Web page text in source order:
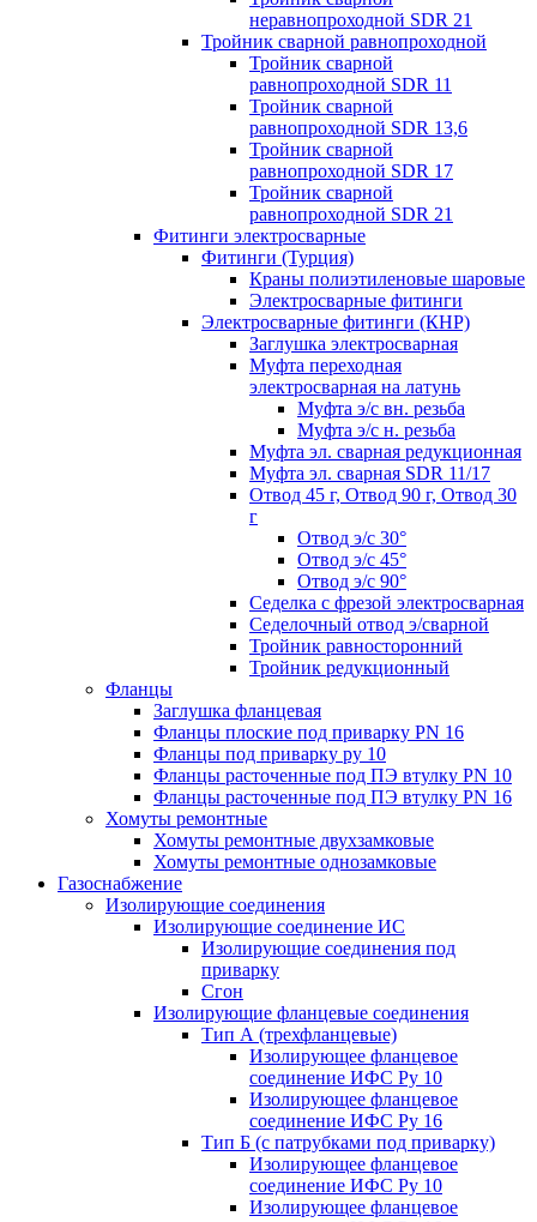
неравнопроходной SDR 21
Тройник сварной равнопроходной
Тройник сварной
равнопроходной SDR 11
Тройник сварной
равнопроходной SDR 13,6
Тройник сварной
равнопроходной SDR 17
Тройник сварной
равнопроходной SDR 21
Фитинги электросварные
Фитинги (Турция)
Краны полиэтиленовые шаровые
Электросварные фитинги
Электросварные фитинги (КНР)
Заглушка электросварная
Муфта переходная
электросварная на латунь
Муфта э/с вн. резьба
Муфта э/с н. резьба
Муфта эл. cварная редукционная
Муфта эл. сварная SDR 11/17
Отвод 45 г, Отвод 90 г, Отвод 30
г
Отвод э/с 30°
Отвод э/с 45°
Отвод э/с 90°
Седелка с фрезой электросварная
Седелочный отвод э/сварной
Тройник равносторонний
Тройник редукционный
Фланцы
Заглушка фланцевая
Фланцы плоские под приварку PN 16
Фланцы под приварку ру 10
Фланцы расточенные под ПЭ втулку PN 10
Фланцы расточенные под ПЭ втулку PN 16
Хомуты ремонтные
Хомуты ремонтные двухзамковые
Хомуты ремонтные однозамковые
Газоснабжение
Изолирующие соединения
Изолирующие соединение ИС
Изолирующие соединения под
приварку
Сгон
Изолирующие фланцевые соединения
Тип А (трехфланцевые)
Изолирующее фланцевое
соединение ИФС Ру 10
Изолирующее фланцевое
соединение ИФС Ру 16
Тип Б (с патрубками под приварку)
Изолирующее фланцевое
соединение ИФС Ру 10
Изолирующее фланцевое